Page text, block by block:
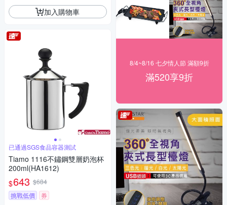
加入購物車
已通過SGS食品容器測試
Tiamo 1116不鏽鋼雙層奶泡杯
200ml(HA1612)
$643 $684
挑戰低價
券
8/4~8/16 七夕情人節 滿額9折
滿520享9折